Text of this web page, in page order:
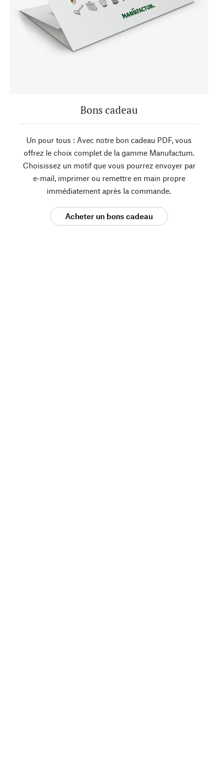
Bons cadeau
Un pour tous : Avec notre bon cadeau PDF, vous
offrez le choix complet de la gamme Manufactum.
Choisissez un motif que vous pourrez envoyer par
e-mail, imprimer ou remettre en main propre
immédiatement après la commande.
Acheter un bons cadeau